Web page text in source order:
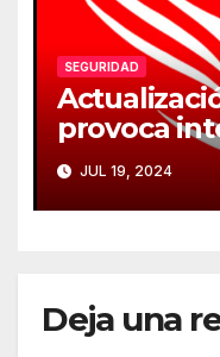
SEGURIDAD
provoca
masivas
JUL 19, 2024
Deja una